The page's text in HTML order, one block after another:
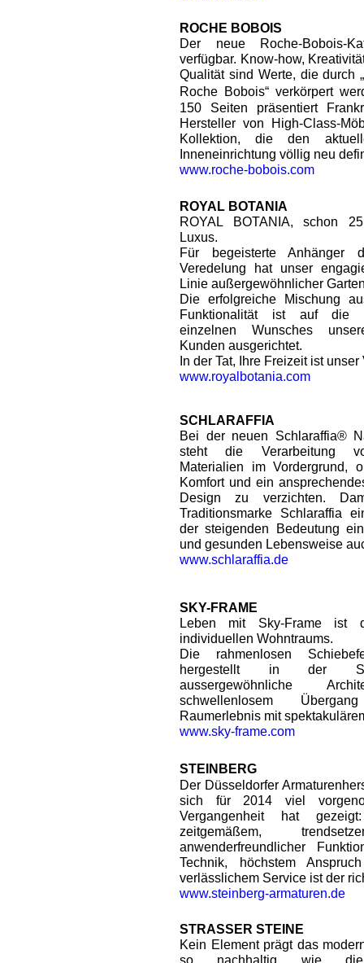
ROCHE BOBOIS
Der neue Roche-Bobois-
verfügbar. Know-how,
Qualität sind Werte, die durch
Roche Bobois“ verkörpert
150 Seiten präsentiert
Hersteller von High-Class-
Kollektion, die den
Inneneinrichtung völlig neu
www.roche-bobois.com
ROYAL BOTANIA
ROYAL BOTANIA, schon
Luxus.
Für begeisterte Anhänger
Veredelung hat unser
Linie außergewöhnlicher
Die erfolgreiche Mischung
Funktionalität ist auf die
einzelnen Wunsches
Kunden ausgerichtet.
In der Tat, Ihre Freizeit ist unser
www.royalbotania.com
SCHLARAFFIA
Bei der neuen Schlaraffia®
steht die Verarbeitung
Materialien im Vordergrund,
Komfort und ein
Design zu verzichten.
Traditionsmarke Schlaraffia
der steigenden Bedeutung
und gesunden Lebensweise
www.schlaraffia.de
SKY-FRAME
Leben mit Sky-Frame ist
individuellen Wohntraums.
Die rahmenlosen
hergestellt in der
aussergewöhnliche
schwellenlosem
Raumerlebnis mit
www.sky-frame.com
STEINBERG
Der Düsseldorfer
sich für 2014 viel
Vergangenheit hat
zeitgemäßem,
anwenderfreundlicher
Technik, höchstem
verlässlichem Service ist der
www.steinberg-armaturen.de
STRASSER STEINE
Kein Element prägt das
so nachhaltig wie die